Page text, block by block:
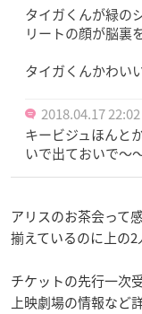
タイガくんが緑の
リートの顔が脳裏
タイガくんかわい
2018.04.17 22:02
キービジュほんと
いで出ておいで〜
アリスのお茶会って
揃えているのに上の2
チケットの先行一次
上映劇場の情報など